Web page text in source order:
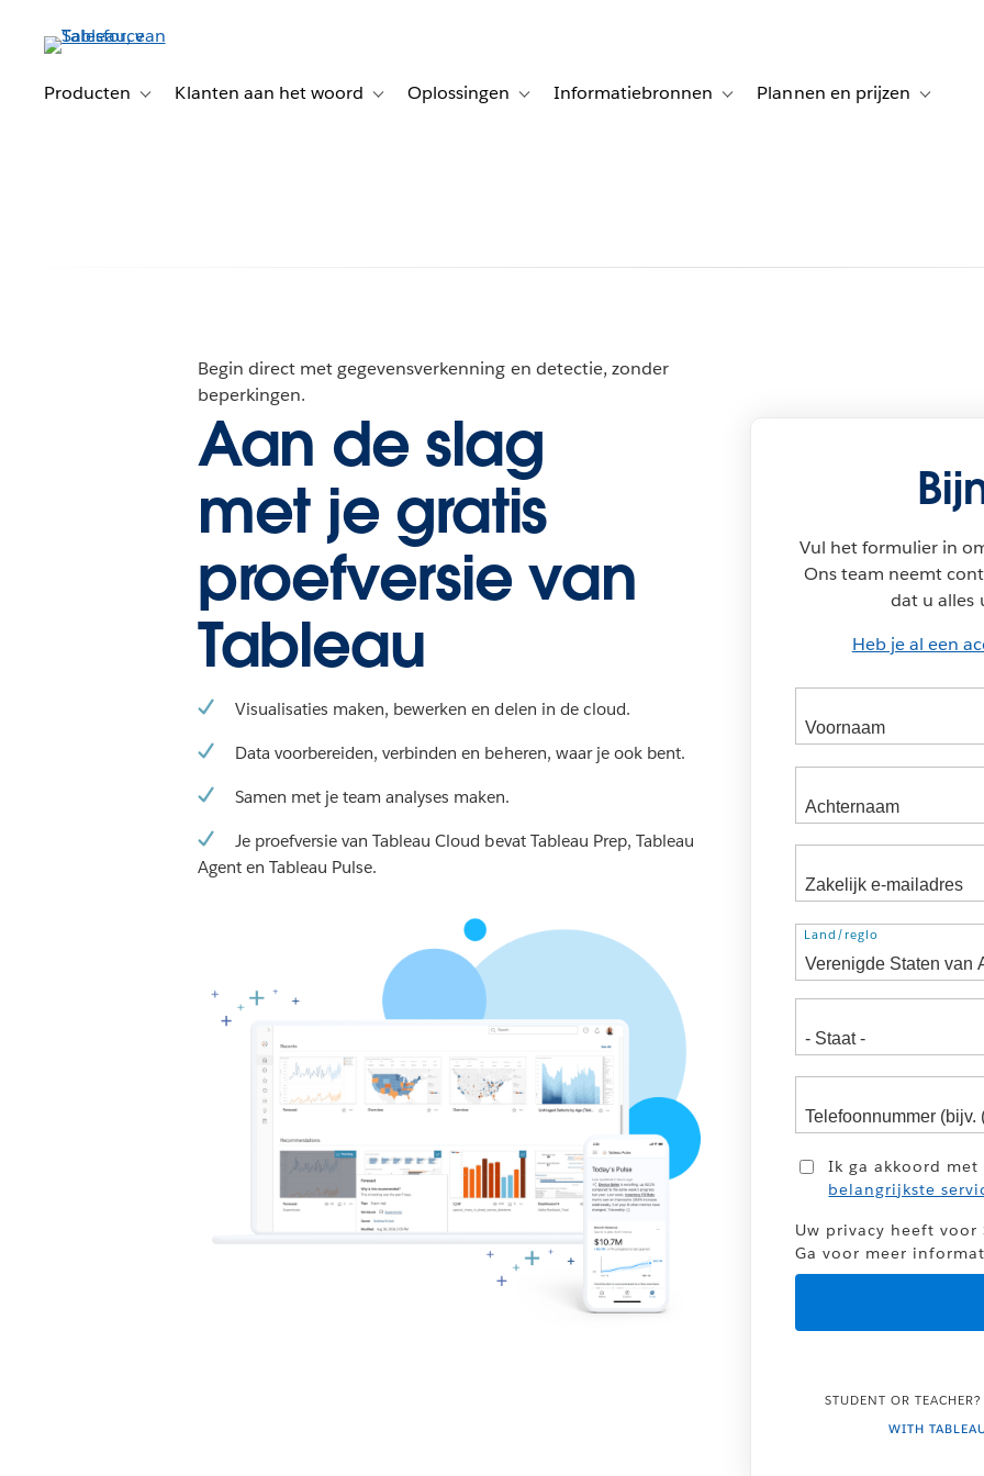
Producten
Toggle sub-navigation for Producten
Klanten aan het woord Toggle sub-navigation for Klanten aan het woord
Oplossingen Toggle sub-navigation for Oplossingen
Informatiebronnen Toggle sub-navigation for
Plannen en prijzen Toggle
Begin direct met gegevensverkenning en detectie, zonder
beperkingen.
Aan de slag
met je gratis
proefversie van
Tableau
Visualisaties maken, bewerken en delen in de cloud.
Data voorbereiden, verbinden en beheren, waar je ook bent.
Samen met je team analyses maken.
Je proefversie van Tableau Cloud bevat Tableau Prep, Tableau
Agent en Tableau Pulse.
Vul het formulier in
Ons team neemt
dat u alles
Heb je al een
Land/regio
Ik ga akkoord
belangrijkste
Uw privacy heeft
Ga voor meer
STUDENT OR
WITH